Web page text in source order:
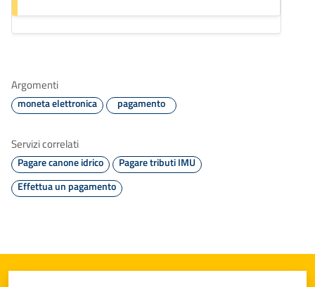
Argomenti
moneta elettronica pagamento
Servizi correlati
Pagare canone idrico
Pagare tributi IMU
Effettua un pagamento